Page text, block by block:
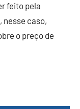
feito pela
nesse caso,
o preço de